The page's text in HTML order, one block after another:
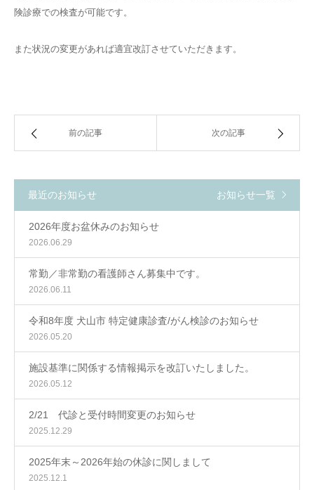
険診療での検査が可能です。
また状況の変更があれば適宜改訂させていただきます。
前の記事 次の記事
最近のお知らせ お知らせ一覧
2026年度お盆休みのお知らせ
2026.06.29
常勤／非常勤の看護師さん募集中です。
2026.06.11
令和8年度 犬山市 特定健康診査/がん検診のお知らせ
2026.05.20
施設基準に関係する情報掲示を改訂いたしました。
2026.05.12
2/21 代診と受付時間変更のお知らせ
2025.12.29
2025年末～2026年始の休診に関しまして
2025.12.1